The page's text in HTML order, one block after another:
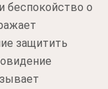
беспокойство о
защитить